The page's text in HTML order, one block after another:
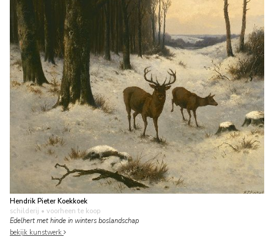
Hendrik Pieter Koekkoek
schilderij • voorheen te koop
Edelhert met hinde in winters boslandschap
bekijk kunstwerk